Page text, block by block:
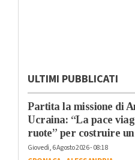
ULTIMI PUBBLICATI
Partita la missione di
Ucraina: “La pace
ruote” per costruire
Giovedì, 6 Agosto 2026 - 08:18